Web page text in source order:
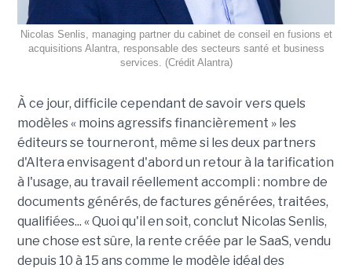
Nicolas Senlis, managing partner du cabinet de conseil en fusions et
acquisitions Alantra, responsable des secteurs santé et business
services. (Crédit Alantra)
À ce jour, difficile cependant de savoir vers quels
modèles « moins agressifs financièrement » les
éditeurs se tourneront, même si les deux partners
d'Altera envisagent d'abord un retour à la tarification
à l'usage, au travail réellement accompli : nombre de
documents générés, de factures générées, traitées,
qualifiées... « Quoi qu'il en soit, conclut Nicolas Senlis,
une chose est sûre, la rente créée par le SaaS, vendu
depuis 10 à 15 ans comme le modèle idéal des